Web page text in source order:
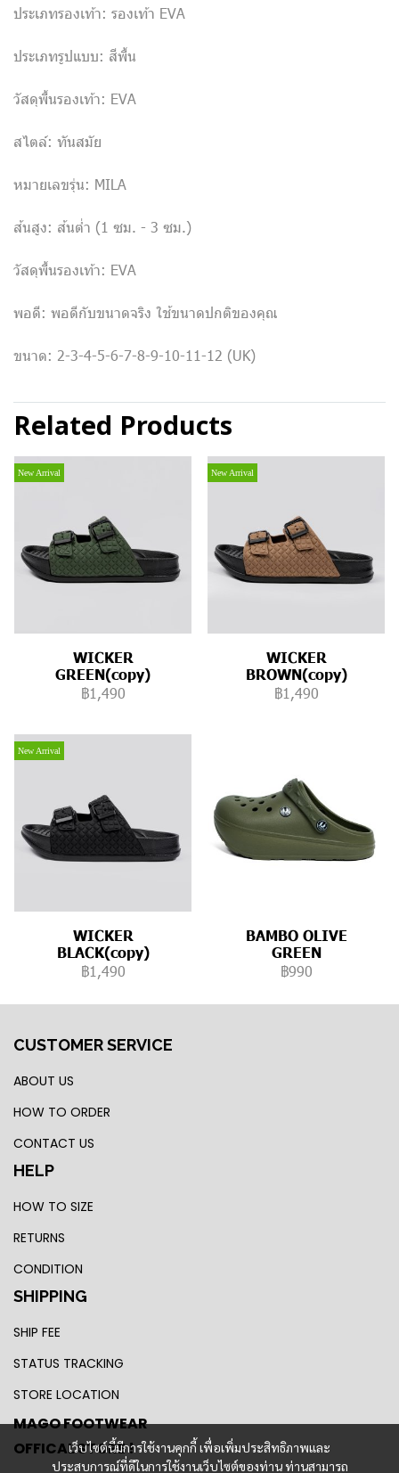
ประเภทรองเท้า: รองเท้า EVA
ประเภทรูปแบบ: สีพื้น
วัสดุพื้นรองเท้า: EVA
สไตล์: ทันสมัย
หมายเลขรุ่น: MILA
ส้นสูง: ส้นต่ำ (1 ซม. - 3 ซม.)
วัสดุพื้นรองเท้า: EVA
พอดี: พอดีกับขนาดจริง ใช้ขนาดปกติของคุณ
ขนาด: 2-3-4-5-6-7-8-9-10-11-12 (UK)
Related Products
New Arrival
WICKER
GREEN(copy)
฿1,490
New Arrival
WICKER
BROWN(copy)
฿1,490
New Arrival
WICKER
BLACK(copy)
฿1,490
BAMBO OLIVE
GREEN
฿990
เว็บไซต์นี้มีการใช้งานคุกกี้ เพื่อเพิ่มประสิทธิภาพและ
ประสบการณ์ที่ดีในการใช้งานเว็บไซต์ของท่าน ท่านสามารถ
CUSTOMER SERVICE
ABOUT US
HOW TO ORDER
CONTACT US
HELP
HOW TO SIZE
RETURNS
CONDITION
SHIPPING
SHIP FEE
STATUS TRACKING
STORE LOCATION
MAGO FOOTWEAR
OFFICAL STORE !